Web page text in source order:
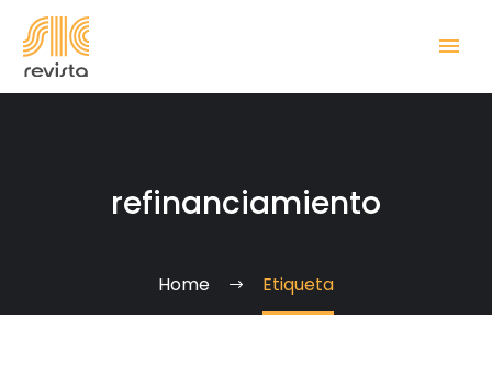
refinanciamiento
Home Etiqueta